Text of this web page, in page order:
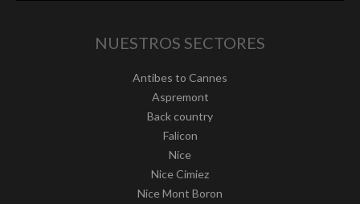
NUESTROS SECTORES
Antibes to Cannes
Aspremont
Back country
Falicon
Nice
Nice Cimiez
Nice Mont Boron